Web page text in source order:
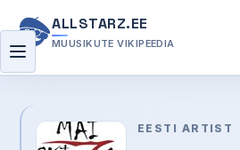
ALLSTARZ.EE
MUUSIKUTE VIKIPEEDIA
Menüü
EESTI ARTIST